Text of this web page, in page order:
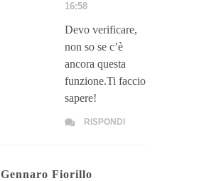
16:58
Devo verificare,
non so se c’è
ancora questa
funzione.Ti faccio
sapere!
RISPONDI
Gennaro Fiorillo